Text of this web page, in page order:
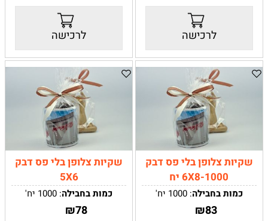
לרכישה לרכישה
שקיות צלופן בלי פס דבק
6X8-1000 יח
כמות בחבילה: 1000 יח'
₪83
שקיות צלופן בלי פס דבק
5X6
כמות בחבילה: 1000 יח'
₪78